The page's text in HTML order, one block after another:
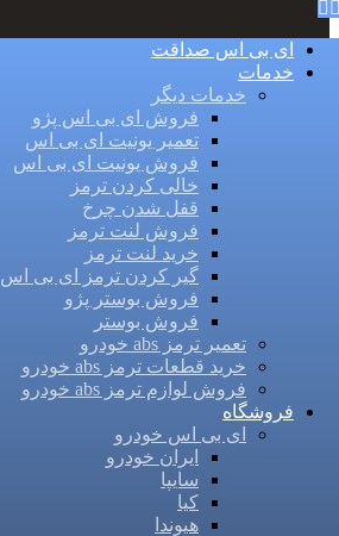
ای بی اس صداقت
خدمات
خدمات دیگر
فروش ای بی اس پژو
تعمیر یونیت ای بی اس
فروش یونیت ای بی اس
خالی کردن ترمز
قفل شدن چرخ
فروش لنت ترمز
خرید لنت ترمز
گیر کردن ترمز ای بی اس
فروش بوستر پژو
فروش بوستر
تعمیر ترمز abs خودرو
خرید قطعات ترمز abs خودرو
فروش لوازم ترمز abs خودرو
فروشگاه
ای بی اس خودرو
ایران خودرو
سایپا
کیا
هیوندا